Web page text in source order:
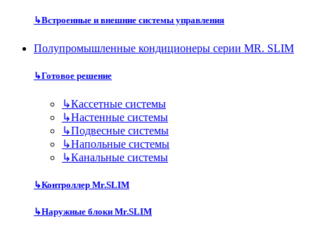
↳Встроенные и внешние системы управления
Полупромышленные кондиционеры серии MR. SLIM
↳Готовое решение
↳Кассетные системы
↳Настенные системы
↳Подвесные системы
↳Напольные системы
↳Канальные системы
↳Контроллер Mr.SLIM
↳Наружные блоки Mr.SLIM